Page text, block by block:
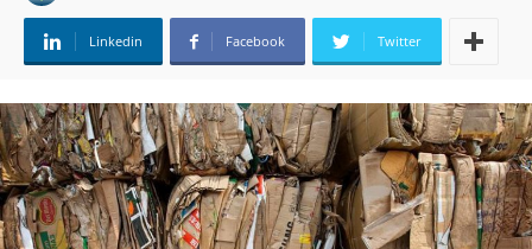
Linkedin Facebook Twitter